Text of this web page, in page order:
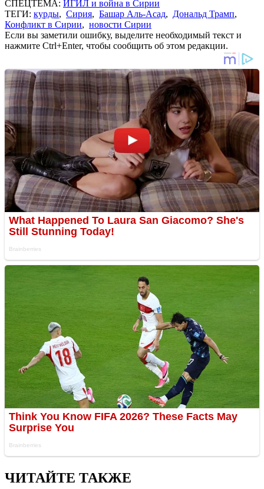
СПЕЦТЕМА: ИГИЛ и война в Сирии
ТЕГИ: курды, Сирия, Башар Аль-Асад, Дональд Трамп,
Конфликт в Сирии, новости Сирии
Если вы заметили ошибку, выделите необходимый текст и
нажмите Ctrl+Enter, чтобы сообщить об этом редакции.
ЧИТАЙТЕ ТАКЖЕ